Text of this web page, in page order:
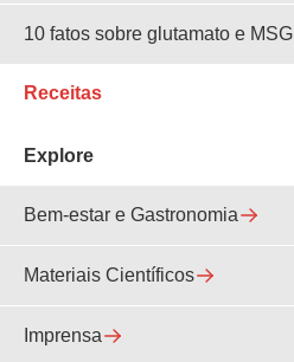
10 fatos sobre glutamato e MSG
Receitas
Explore
Bem-estar e Gastronomia
Materiais Científicos
Imprensa